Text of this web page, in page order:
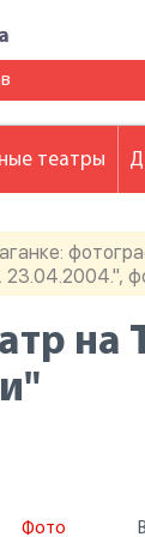
23.04.2004.",
на
Фото
театры